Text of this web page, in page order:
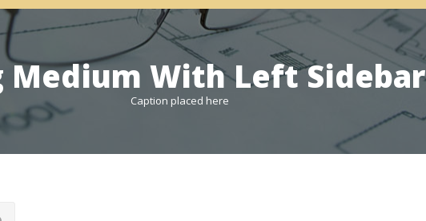
Medium With Left Sidebar
Caption placed here